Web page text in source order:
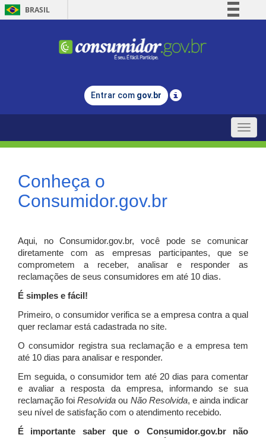
BRASIL
Comunica BR
Legislação
Entrar com gov.br
Toggle
Conheça o
Consumidor.gov.br
Aqui, no Consumidor.gov.br, você pode se comunicar
diretamente com as empresas participantes, que se
comprometem a receber, analisar e responder as
reclamações de seus consumidores em até 10 dias.
É simples e fácil!
Primeiro, o consumidor verifica se a empresa contra a qual
quer reclamar está cadastrada no site.
O consumidor registra sua reclamação e a empresa tem
até 10 dias para analisar e responder.
Em seguida, o consumidor tem até 20 dias para comentar
e avaliar a resposta da empresa, informando se sua
reclamação foiResolvida ou Não Resolvida, e ainda indicar
seu nível de satisfação com o atendimento recebido.
É importante saber que o Consumidor.gov.br não